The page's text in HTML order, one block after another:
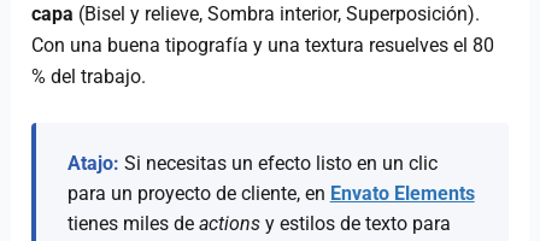
capa (Bisel y relieve, Sombra interior, Superposición).
Con una buena tipografía y una textura resuelves el 80
% del trabajo.
Atajo: Si necesitas un efecto listo en un clic
para un proyecto de cliente, en Envato Elements
tienes miles de actionsy estilos de texto para